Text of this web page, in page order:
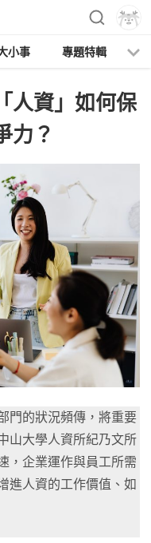
小事 專題特輯
人資」如何保
力？
門的狀況頻傳，將重要
山大學人資所紀乃文所
，企業運作與員工所需
進人資的工作價值、如